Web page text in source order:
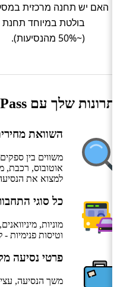
האם יש תחנה מרכזית
(~50% מהנסיעות).
היתרונות שלך עם TravelPass
השוואת
משווים בין
אוטובוס, רכבת,
למצוא את
כל סוגי
מוניות,
וטיסות פנימיות -
פרטי נסיעה
משך הנסיעה,